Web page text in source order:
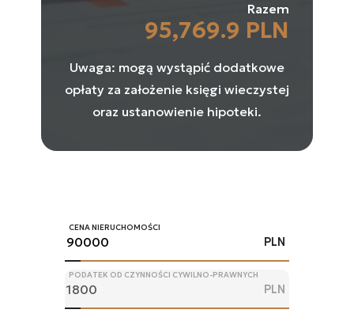
Razem
95,769.9 PLN
Uwaga: mogą wystąpić dodatkowe
opłaty za założenie księgi wieczystej
oraz ustanowienie hipoteki.
CENA NIERUCHOMOŚCI
PLN
PODATEK OD CZYNNOŚCI CYWILNO-PRAWNYCH
PLN